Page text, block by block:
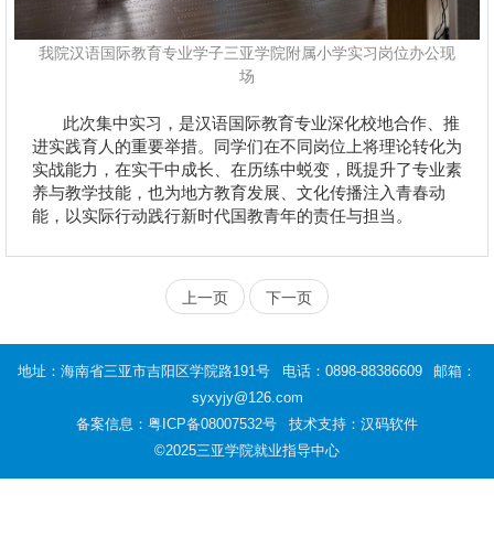
我院汉语国际教育专业学子三亚学院附属小学实习岗位办公现
场
此次集中实习，是汉语国际教育专业深化校地合作、推
进实践育人的重要举措。同学们在不同岗位上将理论转化为
实战能力，在实干中成长、在历练中蜕变，既提升了专业素
养与教学技能，也为地方教育发展、文化传播注入青春动
能，以实际行动践行新时代国教青年的责任与担当。
上一页 下一页
地址：海南省三亚市吉阳区学院路191号 电话：0898-88386609
邮箱：
syxyjy@126.com
备案信息：粤ICP备08007532号
技术支持：汉码软件
©2025三亚学院就业指导中心